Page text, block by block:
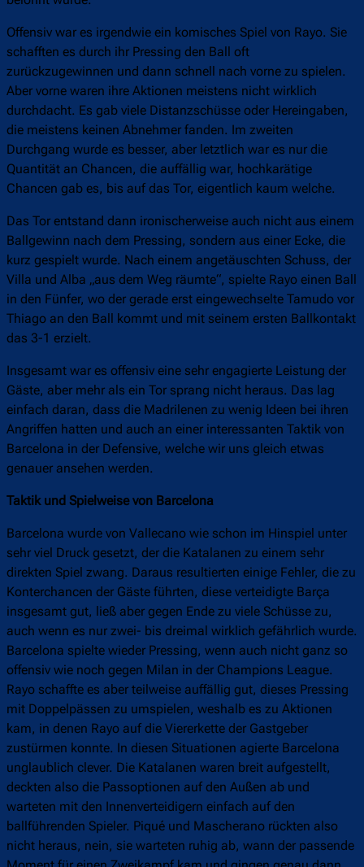
Offensiv war es irgendwie ein komisches Spiel von Rayo. Sie
schafften es durch ihr Pressing den Ball oft
zurückzugewinnen und dann schnell nach vorne zu spielen.
Aber vorne waren ihre Aktionen meistens nicht wirklich
durchdacht. Es gab viele Distanzschüsse oder Hereingaben,
die meistens keinen Abnehmer fanden. Im zweiten
Durchgang wurde es besser, aber letztlich war es nur die
Quantität an Chancen, die auffällig war, hochkarätige
Chancen gab es, bis auf das Tor, eigentlich kaum welche.
Das Tor entstand dann ironischerweise auch nicht aus einem
Ballgewinn nach dem Pressing, sondern aus einer Ecke, die
kurz gespielt wurde. Nach einem angetäuschten Schuss, der
Villa und Alba „aus dem Weg räumte“, spielte Rayo einen Ball
in den Fünfer, wo der gerade erst eingewechselte Tamudo vor
Thiago an den Ball kommt und mit seinem ersten Ballkontakt
das 3-1 erzielt.
Insgesamt war es offensiv eine sehr engagierte Leistung der
Gäste, aber mehr als ein Tor sprang nicht heraus. Das lag
einfach daran, dass die Madrilenen zu wenig Ideen bei ihren
Angriffen hatten und auch an einer interessanten Taktik von
Barcelona in der Defensive, welche wir uns gleich etwas
genauer ansehen werden.
Taktik und Spielweise von Barcelona
Barcelona wurde von Vallecano wie schon im Hinspiel unter
sehr viel Druck gesetzt, der die Katalanen zu einem sehr
direkten Spiel zwang. Daraus resultierten einige Fehler, die zu
Konterchancen der Gäste führten, diese verteidigte Barça
insgesamt gut, ließ aber gegen Ende zu viele Schüsse zu,
auch wenn es nur zwei- bis dreimal wirklich gefährlich wurde.
Barcelona spielte wieder Pressing, wenn auch nicht ganz so
offensiv wie noch gegen Milan in der Champions League.
Rayo schaffte es aber teilweise auffällig gut, dieses Pressing
mit Doppelpässen zu umspielen, weshalb es zu Aktionen
kam, in denen Rayo auf die Viererkette der Gastgeber
zustürmen konnte. In diesen Situationen agierte Barcelona
unglaublich clever. Die Katalanen waren breit aufgestellt,
deckten also die Passoptionen auf den Außen ab und
warteten mit den Innenverteidigern einfach auf den
ballführenden Spieler. Piqué und Mascherano rückten also
nicht heraus, nein, sie warteten ruhig ab, wann der passende